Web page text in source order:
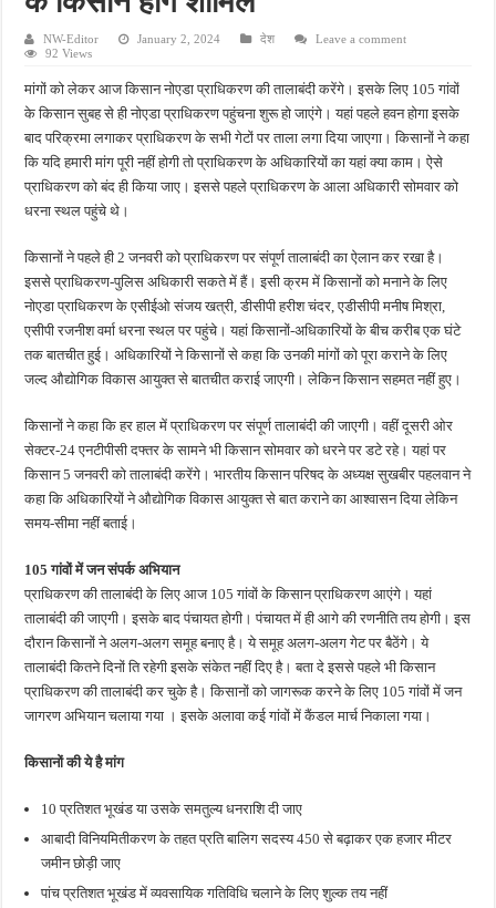
किशनपुर में निजी क्लीनिकों की जांच की उठी मांग, स्वास्थ्य विभाग की निगरानी पर उठे सवाल
नाबालिग अपहरण कांड में पुलिस का शिकंजा, फरार आरोपी आकाश साहू गिरफ्तार
जहानाबाद में पुलिस की घेराबंदी, अवैध तमंचे और कारतूस के साथ युवक गिरफ्तार
फतेहपुर आईटीआई में युवाओं को मिलेगा रोजगार का मौका, 10 अगस्त को शिक्षुता मेले का आयोजन
दिव्यांगजन सशक्तीकरण में उत्कृष्ट योगदान पर मिलेगा राज्य स्तरीय सम्मान, 31 अगस्त तक करें
NW-Editor January 2, 2024 देश
Leave a comment
92 Views
मांगों को लेकर आज किसान नोएडा प्राधिकरण की तालाबंदी करेंगे। इसके लिए 105 गांवों
के किसान सुबह से ही नोएडा प्राधिकरण पहुंचना शुरू हो जाएंगे। यहां पहले हवन होगा इसके
बाद परिक्रमा लगाकर प्राधिकरण के सभी गेटों पर ताला लगा दिया जाएगा। किसानों ने कहा
कि यदि हमारी मांग पूरी नहीं होगी तो प्राधिकरण के अधिकारियों का यहां क्या काम। ऐसे
प्राधिकरण को बंद ही किया जाए। इससे पहले प्राधिकरण के आला अधिकारी सोमवार को
धरना स्थल पहुंचे थे।
किसानों ने पहले ही 2 जनवरी को प्राधिकरण पर संपूर्ण तालाबंदी का ऐलान कर रखा है।
इससे प्राधिकरण-पुलिस अधिकारी सकते में हैं। इसी क्रम में किसानों को मनाने के लिए
नोएडा प्राधिकरण के एसीईओ संजय खत्री, डीसीपी हरीश चंदर, एडीसीपी मनीष मिश्रा,
एसीपी रजनीश वर्मा धरना स्थल पर पहुंचे। यहां किसानों-अधिकारियों के बीच करीब एक घंटे
तक बातचीत हुई। अधिकारियों ने किसानों से कहा कि उनकी मांगों को पूरा कराने के लिए
जल्द औद्योगिक विकास आयुक्त से बातचीत कराई जाएगी। लेकिन किसान सहमत नहीं हुए।
किसानों ने कहा कि हर हाल में प्राधिकरण पर संपूर्ण तालाबंदी की जाएगी। वहीं दूसरी ओर
सेक्टर-24 एनटीपीसी दफ्तर के सामने भी किसान सोमवार को धरने पर डटे रहे। यहां पर
किसान 5 जनवरी को तालाबंदी करेंगे। भारतीय किसान परिषद के अध्यक्ष सुखबीर पहलवान ने
कहा कि अधिकारियों ने औद्योगिक विकास आयुक्त से बात कराने का आश्वासन दिया लेकिन
समय-सीमा नहीं बताई।
105 गांवों में जन संपर्क अभियान
प्राधिकरण की तालाबंदी के लिए आज 105 गांवों के किसान प्राधिकरण आएंगे। यहां
तालाबंदी की जाएगी। इसके बाद पंचायत होगी। पंचायत में ही आगे की रणनीति तय होगी। इस
दौरान किसानों ने अलग-अलग समूह बनाए है। ये समूह अलग-अलग गेट पर बैठेंगे। ये
तालाबंदी कितने दिनों ति रहेगी इसके संकेत नहीं दिए है। बता दे इससे पहले भी किसान
प्राधिकरण की तालाबंदी कर चुके है। किसानों को जागरूक करने के लिए 105 गांवों में जन
जागरण अभियान चलाया गया । इसके अलावा कई गांवों में कैंडल मार्च निकाला गया।
किसानों की ये है मांग
10 प्रतिशत भूखंड या उसके समतुल्य धनराशि दी जाए
आबादी विनियमितीकरण के तहत प्रति बालिग सदस्य 450 से बढ़ाकर एक हजार मीटर
जमीन छोड़ी जाए
पांच प्रतिशत भूखंड में व्यवसायिक गतिविधि चलाने के लिए शुल्क तय नहीं